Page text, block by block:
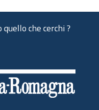
che cerchi ?